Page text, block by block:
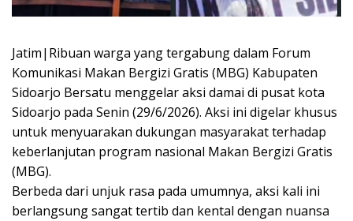
Jatim|Ribuan warga yang tergabung dalam Forum
Komunikasi Makan Bergizi Gratis (MBG) Kabupaten
Sidoarjo Bersatu menggelar aksi damai di pusat kota
Sidoarjo pada Senin (29/6/2026). Aksi ini digelar khusus
untuk menyuarakan dukungan masyarakat terhadap
keberlanjutan program nasional Makan Bergizi Gratis
(MBG).
Berbeda dari unjuk rasa pada umumnya, aksi kali ini
berlangsung sangat tertib dan kental dengan nuansa